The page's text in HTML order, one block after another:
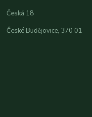
Česká 18
České Budějovice, 370 01